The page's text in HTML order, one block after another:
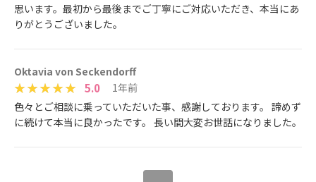
思います。最初から最後までご丁寧にご対応いただき、本当にあ
りがとうございました。
Oktavia von Seckendorff
5.0
1年前
色々とご相談に乗っていただいた事、感謝しております。 諦めず
に続けて本当に良かったです。 長い間大変お世話になりました。